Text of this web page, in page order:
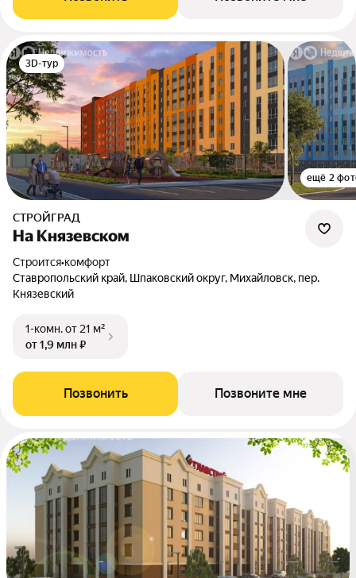
3D-тур
ещё 2
СТРОЙГРАД
На Князевском
Строится•комфорт
Ставропольский край, Шпаковский округ, Михайловск, пер.
Князевский
1-комн.от 21 м²
от 1,9 млн ₽
Позвонить Позвоните мне